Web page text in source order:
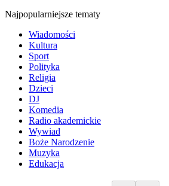
Najpopularniejsze tematy
Wiadomości
Kultura
Sport
Polityka
Religia
Dzieci
DJ
Komedia
Radio akademickie
Wywiad
Boże Narodzenie
Muzyka
Edukacja